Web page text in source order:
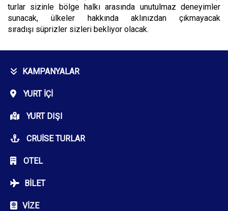
turlar sizinle bölge halkı arasında unutulmaz deneyimler
sunacak, ülkeler hakkında aklınızdan çıkmayacak
sıradışı süprizler sizleri bekliyor olacak.
KAMPANYALAR
YURT İÇI
YURT DIŞI
CRUISE TURLAR
OTEL
BILET
VIZE